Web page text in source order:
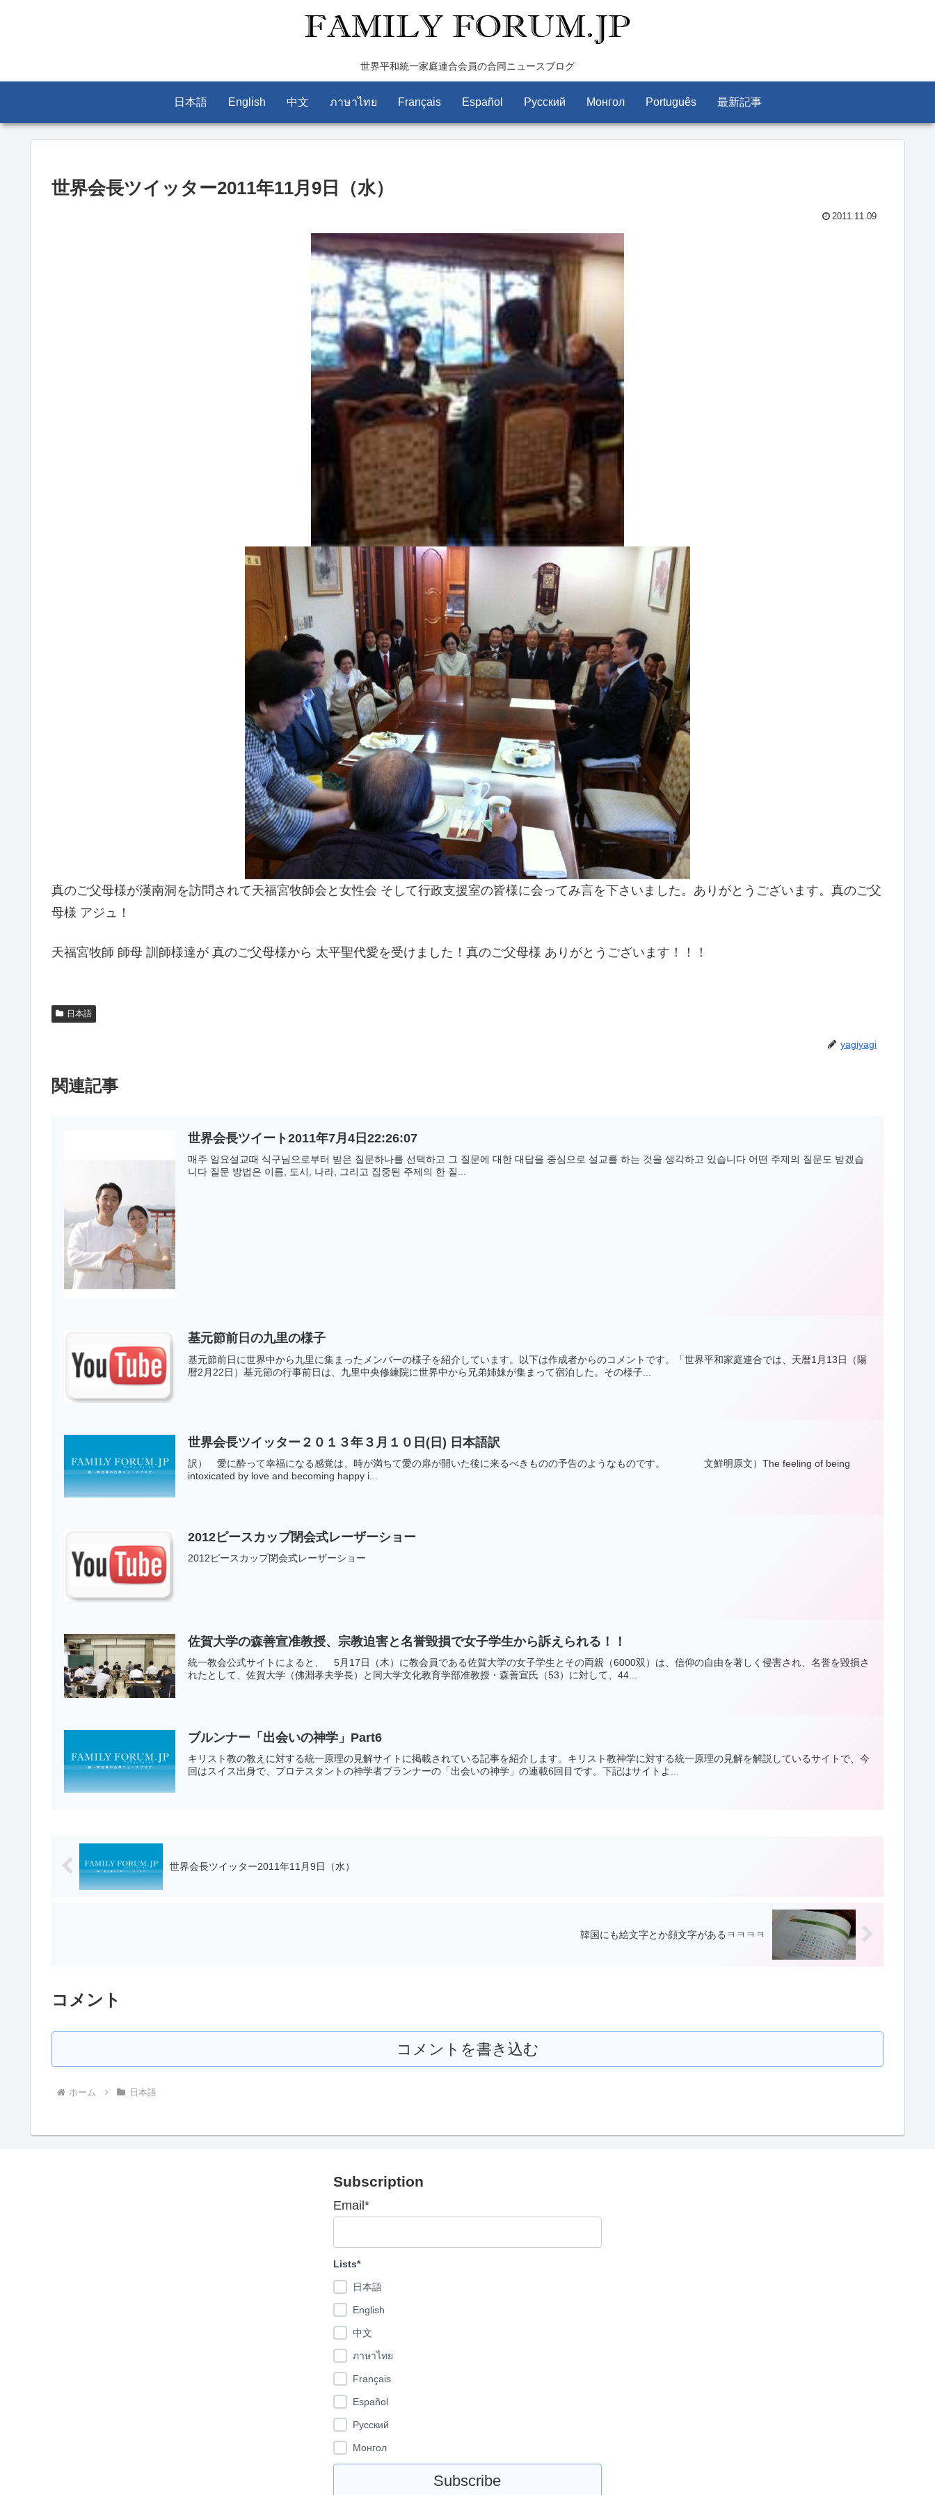
世界平和統一家庭連合会員の合同ニュースブログ
日本語 English 中文 ภาษาไทย Français Español Pусский Монгол Português 最新記事
世界会長ツイッター2011年11月9日（水）
2011.11.09
真のご父母様が漢南洞を訪問されて天福宮牧師会と女性会 そして行政支援室の皆様に会ってみ言を下さいました。ありがとうございます。真のご父
母様 アジュ！
天福宮牧師 師母 訓師様達が 真のご父母様から 太平聖代愛を受けました！真のご父母様 ありがとうございます！！！
日本語
yagiyagi
関連記事
世界会長ツイート2011年7月4日22:26:07
매주 일요설교때 식구님으로부터 받은 질문하나를 선택하고 그 질문에 대한 대답을 중심으로 설교를 하는 것을 생각하고 있습니다 어떤 주제의 질문도 받겠습
니다 질문 방법은 이름, 도시, 나라, 그리고 집중된 주제의 한 질...
基元節前日の九里の様子
基元節前日に世界中から九里に集まったメンバーの様子を紹介しています。以下は作成者からのコメントです。「世界平和家庭連合では、天暦1月13日（陽
暦2月22日）基元節の行事前日は、九里中­央修練院に世界中から兄弟姉妹が集まって宿泊した。その様子...
世界会長ツイッター２０１３年３月１０日(日) 日本語訳
訳） 愛に酔って幸福になる感覚は、時が満ちて愛の扉が開いた後に来るべきものの予告のようなものです。 文鮮明原文）The feeling of being
intoxicated by love and becoming happy i...
2012ピースカップ閉会式レーザーショー
2012ピースカップ閉会式レーザーショー
佐賀大学の森善宣准教授、宗教迫害と名誉毀損で女子学生から訴えられる！！
統一教会公式サイトによると、 5月17日（木）に教会員である佐賀大学の女子学生とその両親（6000双）は、信仰の自由を著しく侵害され、名誉を毀損さ
れたとして、佐賀大学（佛淵孝夫学長）と同大学文化教育学部准教授・森善宣氏（53）に対して、44...
ブルンナー「出会いの神学」Part6
キリスト教の教えに対する統一原理の見解サイトに掲載されている記事を紹介します。キリスト教神学に対する統一原理の見解を解説しているサイトで、今
回はスイス出身で、プロテスタントの神学者ブランナーの「出会いの神学」の連載6回目です。下記はサイトよ...
世界会長ツイッター2011年11月9日（水）
韓国にも絵文字とか顔文字があるㅋㅋㅋㅋ
コメント
コメントを書き込む
ホーム 日本語
Subscription
Email*
Lists*
日本語
English
中文
ภาษาไทย
Français
Español
Pусский
Монгол